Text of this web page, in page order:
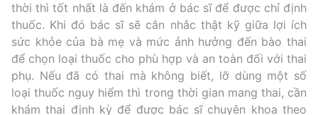
thời thì tốt nhất là đến khám ở bác sĩ để được chỉ định
thuốc. Khi đó bác sĩ sẽ cân nhắc thật kỹ giữa lợi ích
sức khỏe của bà mẹ và mức ảnh hưởng đến bào thai
để chọn loại thuốc cho phù hợp và an toàn đối với thai
phụ. Nếu đã có thai mà không biết, lỡ dùng một số
loại thuốc nguy hiểm thì trong thời gian mang thai, cần
khám thai định kỳ để được bác sĩ chuyên khoa theo